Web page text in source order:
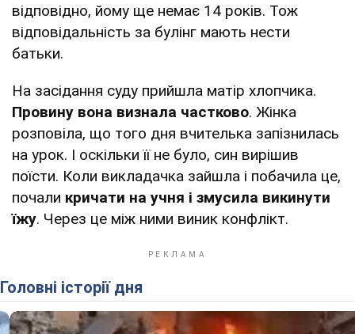
відповідно, йому ще немає 14 років. Тож
відповідальність за булінг мають нести
батьки.
На засідання суду прийшла матір хлопчика.
Провину вона визнала частково. Жінка
розповіла, що того дня вчителька запізнилась
на урок. І оскільки її не було, син вирішив
поїсти. Коли викладачка зайшла і побачила це,
почали кричати на учня і змусила викинути
їжу. Через це між ними виник конфлікт.
Головні історії дня